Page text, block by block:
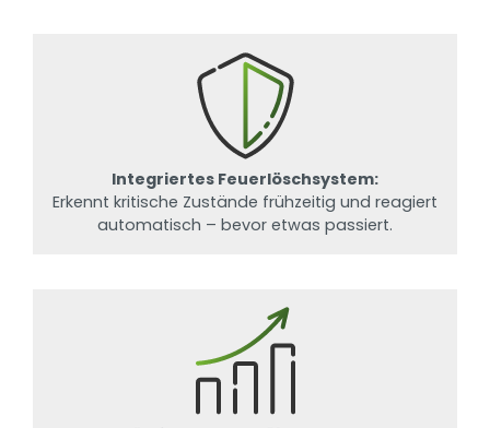
Integriertes Feuerlöschsystem:
Erkennt kritische Zustände frühzeitig und reagiert
automatisch – bevor etwas passiert.